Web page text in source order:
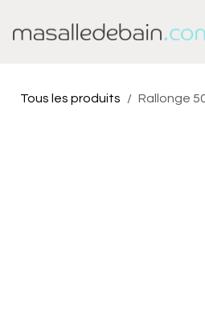
Tous les produits Rallonge